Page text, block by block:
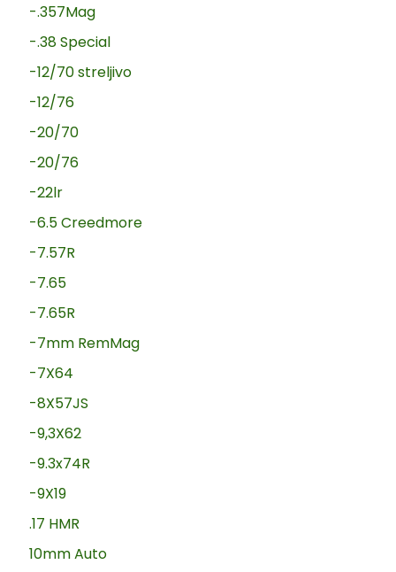
-.357Mag
-.38 Special
-12/70 streljivo
-12/76
-20/70
-20/76
-22lr
-6.5 Creedmore
-7.57R
-7.65
-7.65R
-7mm RemMag
-7X64
-8X57JS
-9,3X62
-9.3x74R
-9X19
.17 HMR
10mm Auto